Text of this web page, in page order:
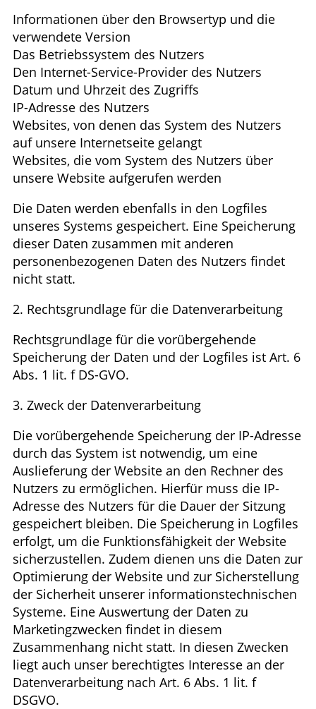
Informationen über den Browsertyp und die
verwendete Version
Das Betriebssystem des Nutzers
Den Internet-Service-Provider des Nutzers
Datum und Uhrzeit des Zugriffs
IP-Adresse des Nutzers
Websites, von denen das System des Nutzers
auf unsere Internetseite gelangt
Websites, die vom System des Nutzers über
unsere Website aufgerufen werden
Die Daten werden ebenfalls in den Logfiles
unseres Systems gespeichert. Eine Speicherung
dieser Daten zusammen mit anderen
personenbezogenen Daten des Nutzers findet
nicht statt.
2. Rechtsgrundlage für die Datenverarbeitung
Rechtsgrundlage für die vorübergehende
Speicherung der Daten und der Logfiles ist Art. 6
Abs. 1 lit. f DS-GVO.
3. Zweck der Datenverarbeitung
Die vorübergehende Speicherung der IP-Adresse
durch das System ist notwendig, um eine
Auslieferung der Website an den Rechner des
Nutzers zu ermöglichen. Hierfür muss die IP-
Adresse des Nutzers für die Dauer der Sitzung
gespeichert bleiben. Die Speicherung in Logfiles
erfolgt, um die Funktionsfähigkeit der Website
sicherzustellen. Zudem dienen uns die Daten zur
Optimierung der Website und zur Sicherstellung
der Sicherheit unserer informationstechnischen
Systeme. Eine Auswertung der Daten zu
Marketingzwecken findet in diesem
Zusammenhang nicht statt. In diesen Zwecken
liegt auch unser berechtigtes Interesse an der
Datenverarbeitung nach Art. 6 Abs. 1 lit. f
DSGVO.